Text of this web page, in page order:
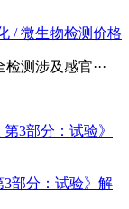
/ 微生物检测价格
测涉及感官···
3部分：试验》解